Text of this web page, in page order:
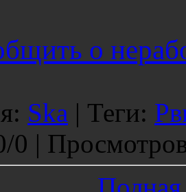
о
: Ska | Теги:
/0 |